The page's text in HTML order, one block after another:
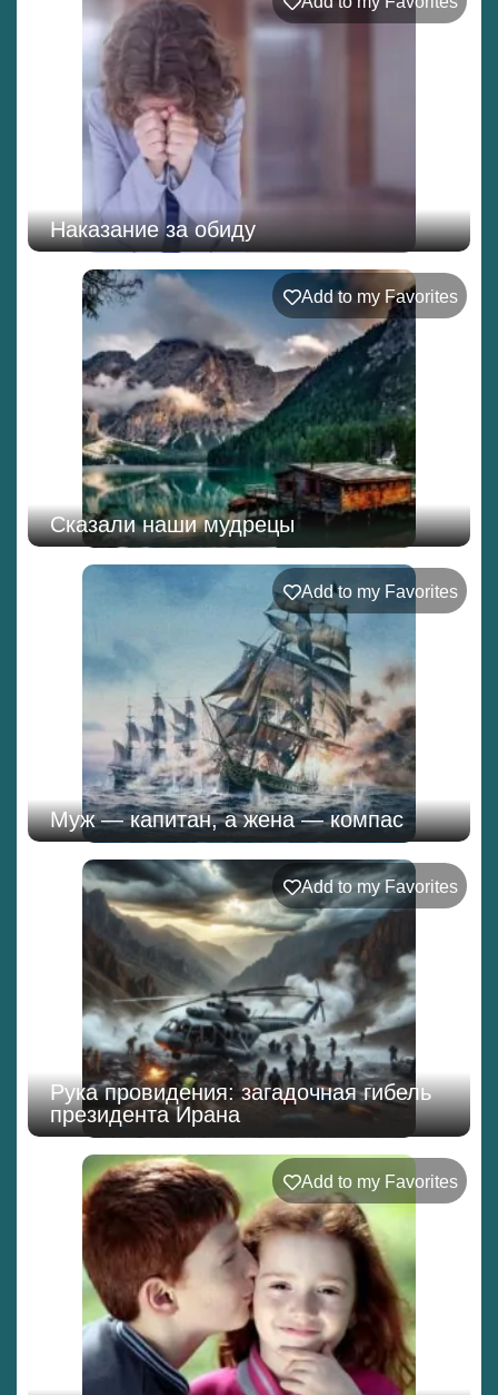
Наказание за обиду
Add to my Favorites
Сказали наши мудрецы
Add to my Favorites
Муж — капитан, а жена — компас
Add to my Favorites
Рука провидения: загадочная гибель
президента Ирана
Add to my Favorites